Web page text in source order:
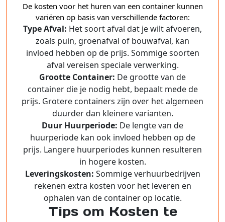
De kosten voor het huren van een container kunnen
variëren op basis van verschillende factoren:
Type Afval: Het soort afval dat je wilt afvoeren,
zoals puin, groenafval of bouwafval, kan
invloed hebben op de prijs. Sommige soorten
afval vereisen speciale verwerking.
Grootte Container: De grootte van de
container die je nodig hebt, bepaalt mede de
prijs. Grotere containers zijn over het algemeen
duurder dan kleinere varianten.
Duur Huurperiode: De lengte van de
huurperiode kan ook invloed hebben op de
prijs. Langere huurperiodes kunnen resulteren
in hogere kosten.
Leveringskosten: Sommige verhuurbedrijven
rekenen extra kosten voor het leveren en
ophalen van de container op locatie.
Tips om Kosten te